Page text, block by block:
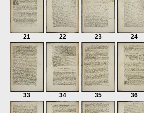
21 22 23 24
33 34 35 36